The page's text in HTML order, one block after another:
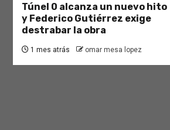
Túnel 0 alcanza un nuevo hito
y Federico Gutiérrez exige
destrabar la obra
1 mes atrás omar mesa lopez